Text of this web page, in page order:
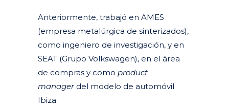
Anteriormente, trabajó en AMES
(empresa metalúrgica de sinterizados),
como ingeniero de investigación, y en
SEAT (Grupo Volkswagen), en el área
de compras y como product
managerdel modelo de automóvil
Ibiza.